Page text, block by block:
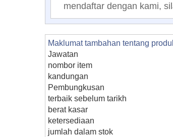
mendaftar dengan kami,
Maklumat tambahan tentang
Jawatan
nombor item
kandungan
Pembungkusan
terbaik sebelum tarikh
berat kasar
ketersediaan
jumlah dalam stok